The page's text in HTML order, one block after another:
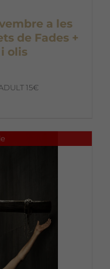
a les
de Fades +
olis
15€